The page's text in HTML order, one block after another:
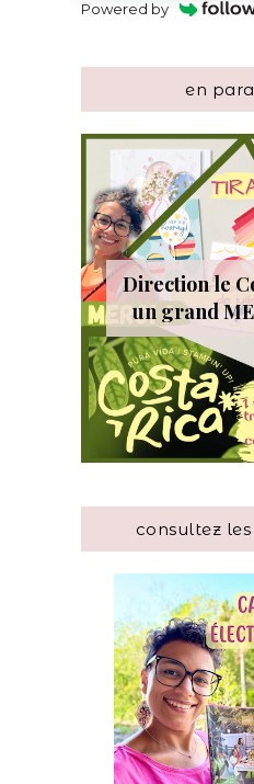
Powered by
en
Direction le
un grand
consultez